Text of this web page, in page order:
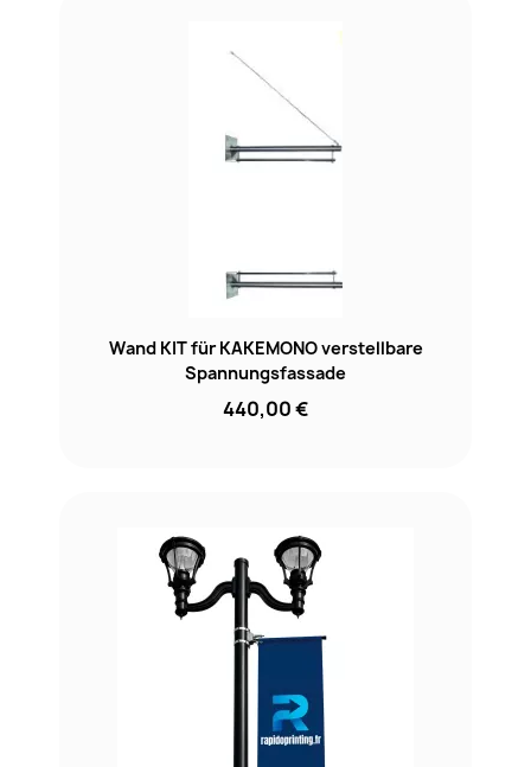
Wand KIT für KAKEMONO verstellbare
Spannungsfassade
440,00 €